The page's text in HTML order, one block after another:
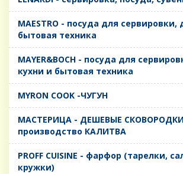
MAESTRO - посуда для сервировки,
бытовая техника
MAYER&BOCH - посуда для
кухни и бытовая техника
MYRON COOK -ЧУГУН
MАСТЕРИЦА - ДЕШЕВЫЕ
производство КАЛИТВА
PROFF CUISINE - фарфор (тарелки,
кружки)